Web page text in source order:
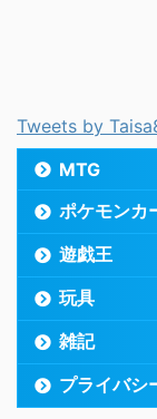
Tweets by
MTG
ポケモンカ
遊戯王
玩具
雑記
プライバシ